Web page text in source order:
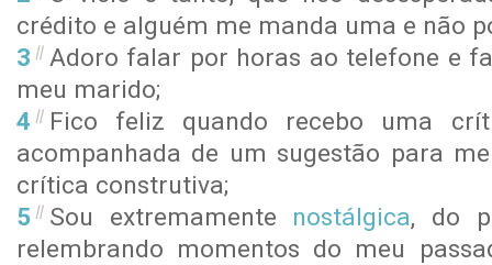
crédito e alguém me manda uma e não
Adoro falar por horas ao telefone e
meu marido;
Fico feliz quando recebo uma
acompanhada de um sugestão para
crítica construtiva;
Sou extremamente nostálgica, do
relembrando momentos do meu